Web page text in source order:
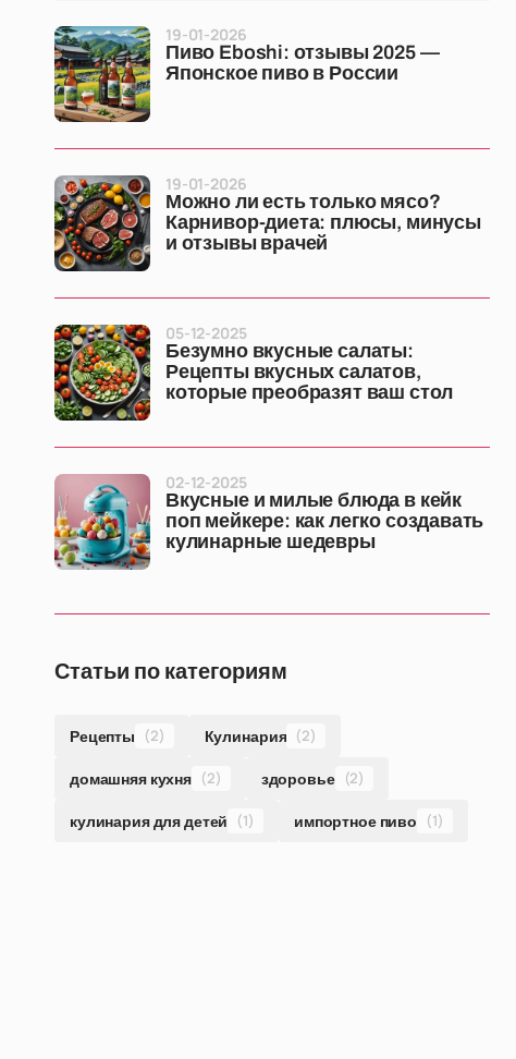
Пиво Eboshi: отзывы 2025 —
Японское пиво в России
19-01-2026
Можно ли есть только мясо?
Карнивор-диета: плюсы, минусы
и отзывы врачей
19-01-2026
Безумно вкусные салаты:
Рецепты вкусных салатов,
которые преобразят ваш стол
05-12-2025
Вкусные и милые блюда в кейк
поп мейкере: как легко создавать
кулинарные шедевры
02-12-2025
Статьи по категориям
Рецепты (2) Кулинария (2)
домашняя кухня (2) здоровье (2)
кулинария для детей (1) импортное пиво (1)